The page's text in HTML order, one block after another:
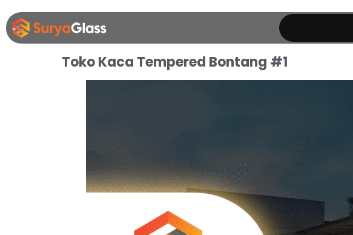
Toko Kaca Tempered Bontang #1